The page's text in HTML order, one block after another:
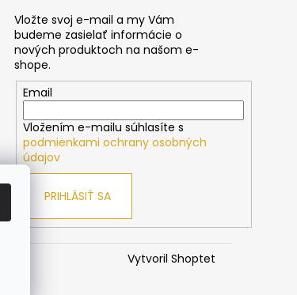
Vložte svoj e-mail a my Vám
budeme zasielať informácie o
nových produktoch na našom e-
shope.
Email
Vložením e-mailu súhlasíte s
podmienkami ochrany osobných
údajov
PRIHLÁSIŤ SA
Vytvoril Shoptet